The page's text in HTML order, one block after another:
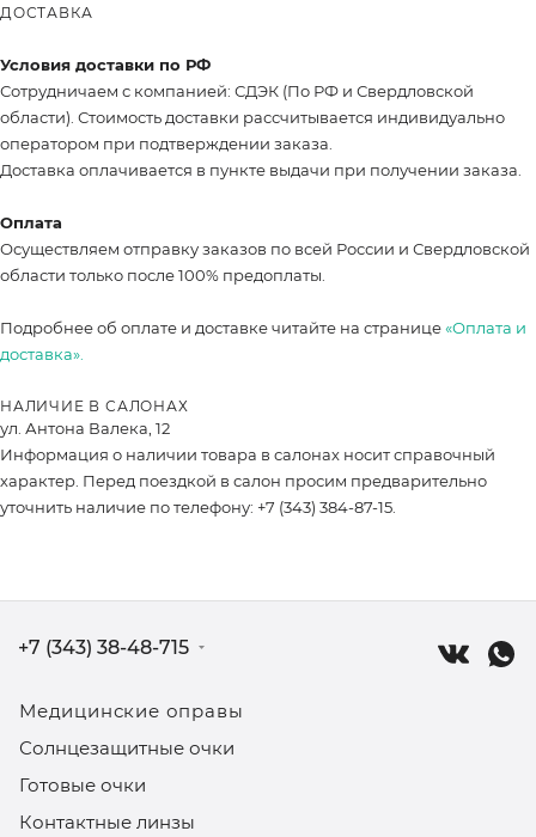
ДОСТАВКА
Условия доставки по РФ
Сотрудничаем с компанией: СДЭК (По РФ и Свердловской
области). Стоимость доставки рассчитывается индивидуально
оператором при подтверждении заказа.
Доставка оплачивается в пункте выдачи при получении заказа.
Оплата
Осуществляем отправку заказов по всей России и Свердловской
области только после 100% предоплаты.
Подробнее об оплате и доставке читайте на странице«Оплата и
доставка».
НАЛИЧИЕ В САЛОНАХ
ул. Антона Валека, 12
Информация о наличии товара в салонах носит справочный
характер. Перед поездкой в салон просим предварительно
уточнить наличие по телефону: +7 (343) 384-87-15.
Медицинские оправы
Солнцезащитные очки
Готовые очки
Контактные линзы
+7 (343) 38-48-715